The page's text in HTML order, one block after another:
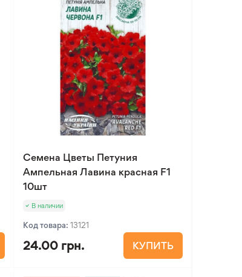
Семена Цветы Петуния
Ампельная Лавина красная F1
10шт
В наличии
Код товара: 13121
24.00 грн. КУПИТЬ